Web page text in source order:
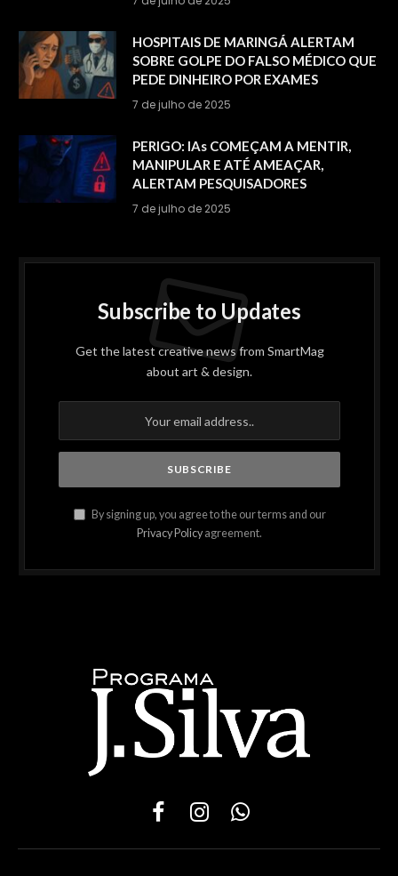
HOSPITAIS DE MARINGÁ ALERTAM
SOBRE GOLPE DO FALSO MÉDICO QUE
PEDE DINHEIRO POR EXAMES
7 de julho de 2025
PERIGO: IAs COMEÇAM A MENTIR,
MANIPULAR E ATÉ AMEAÇAR,
ALERTAM PESQUISADORES
7 de julho de 2025
Subscribe to Updates
Get the latest creative news from SmartMag
about art & design.
By signing up, you agree to the our terms and our
Privacy Policy agreement.
FacebookInstagramWhatsApp